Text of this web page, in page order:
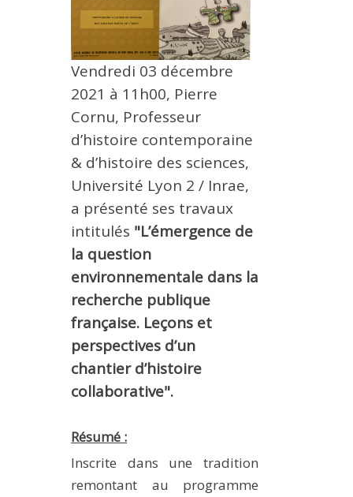
PUBLICATIONS SUR HAL
THESES
WORKING PAPERS
THEMATIC NOTES
FOR THE PUBLIC
Vendredi 03 décembre
2021 à 11h00, Pierre
Cornu, Professeur
d’histoire contemporaine
& d’histoire des sciences,
Université Lyon 2 / Inrae,
a présenté ses travaux
intitulés "L’émergence de
la question
environnementale dans la
recherche publique
française. Leçons et
perspectives d’un
chantier d’histoire
collaborative".
Résumé :
Inscrite dans une tradition
remontant au programme